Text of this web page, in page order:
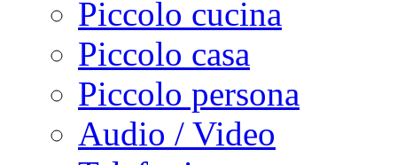
Piccolo cucina
Piccolo casa
Piccolo persona
Audio / Video